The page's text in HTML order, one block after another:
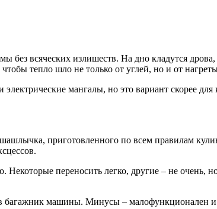
без всяческих излишеств. На дно кладутся
тепло шло не только от углей, но и от
мангалы, но это вариант скорее
приготовленного по всем правилам
переносить легко, другие – не очень,
багажник машины. Минусы – малофункционален и